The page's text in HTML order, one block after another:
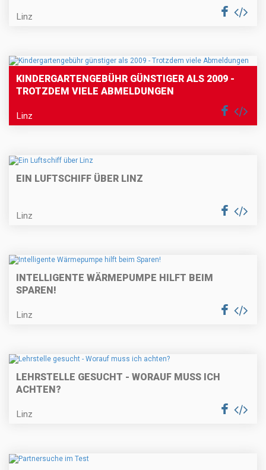
Linz
KINDERGARTENGEBÜHR GÜNSTIGER ALS 2009 -
TROTZDEM VIELE ABMELDUNGEN
Linz
EIN LUFTSCHIFF ÜBER LINZ
Linz
INTELLIGENTE WÄRMEPUMPE HILFT BEIM
SPAREN!
Linz
LEHRSTELLE GESUCHT - WORAUF MUSS ICH
ACHTEN?
Linz